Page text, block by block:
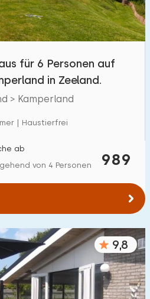
:
10
10 20
(max. km) :
für 6 Personen auf
in Zeeland.
> Kamperland
| Haustierfrei
989
ab
von 4 Personen
9,8